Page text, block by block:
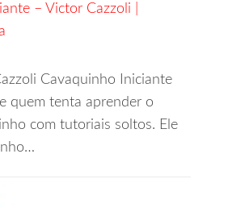
– Victor Cazzoli |
Cavaquinho Iniciante
quem tenta aprender o
com tutoriais soltos. Ele